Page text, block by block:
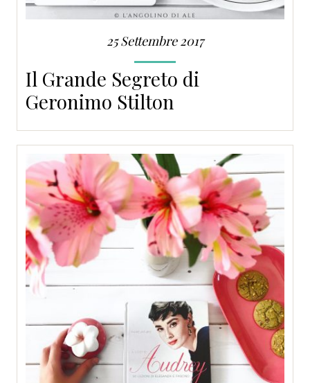
25 Settembre 2017
Il Grande Segreto di
Geronimo Stilton